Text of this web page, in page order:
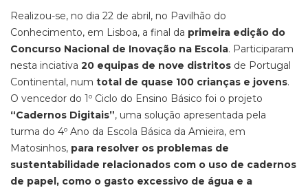
Realizou-se, no dia 22 de abril, no Pavilhão do
Conhecimento, em Lisboa, a final da primeira edição do
Concurso Nacional de Inovação na Escola. Participaram
nesta inciativa 20 equipas de nove distritos de Portugal
Continental, num total de quase 100 crianças e jovens.
O vencedor do 1º Ciclo do Ensino Básico foi o projeto
“Cadernos Digitais”, uma solução apresentada pela
turma do 4º Ano da Escola Básica da Amieira, em
Matosinhos, para resolver os problemas de
sustentabilidade relacionados com o uso de cadernos
de papel, como o gasto excessivo de água e a